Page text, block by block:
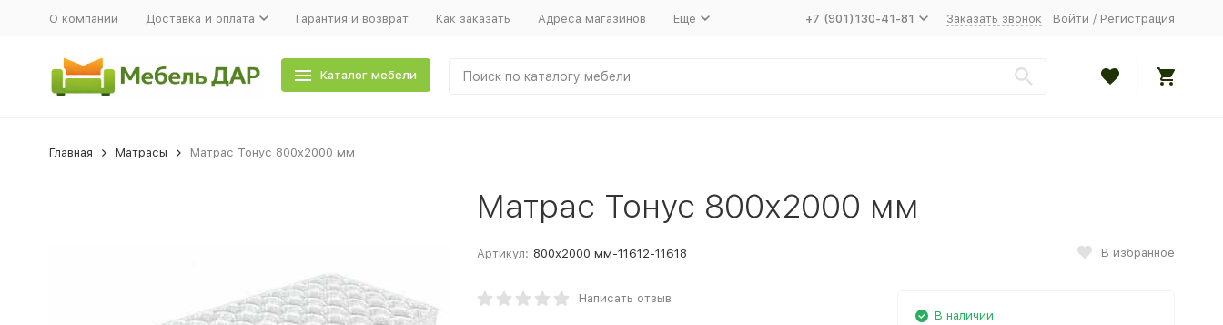
О компании Доставка и оплата Гарантия и возврат Как заказать Адреса магазинов Ещё +7 (901)130-41-81 Заказать звонок Войти / Регистрация
Каталог мебели
Главная Матрасы Матрас Тонус 800х2000 мм
Матрас Тонус 800х2000 мм
Артикул: 800х2000 мм-11612-11618 В избранное
Написать отзыв
В наличии